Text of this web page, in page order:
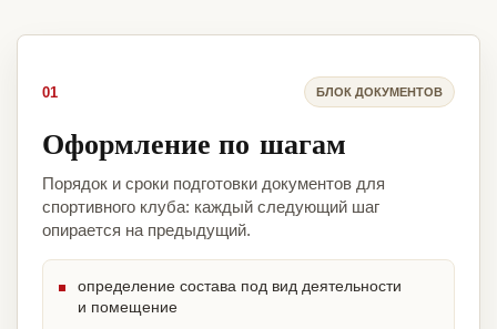
01 БЛОК ДОКУМЕНТОВ
Оформление по шагам
Порядок и сроки подготовки документов для
спортивного клуба: каждый следующий шаг
опирается на предыдущий.
определение состава под вид деятельности
и помещение